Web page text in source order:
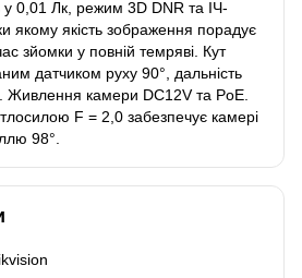
у 0,01 Лк, режим 3D DNR та ІЧ-
якому якість зображення порадує
зйомки у повній темряві. Кут
датчиком руху 90°, дальність
Живлення камери DC12V та PoE.
F = 2,0 забезпечує камері
98°.